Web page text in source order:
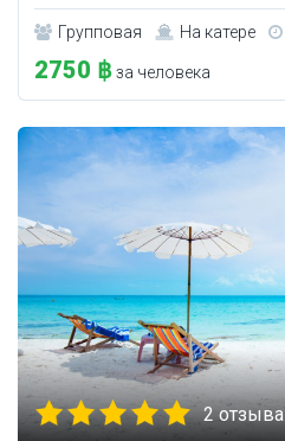
Групповая На катере
2750 ฿за человека
2 отзыва